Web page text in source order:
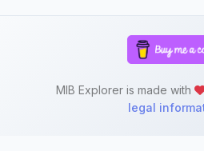
MIB Explorer is made with
legal